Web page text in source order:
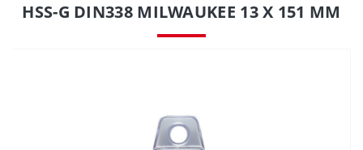
HSS-G DIN338 MILWAUKEE 13 X 151 ММ